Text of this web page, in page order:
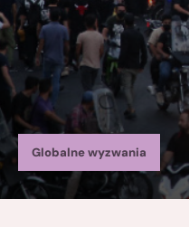
Globalne wyzwania